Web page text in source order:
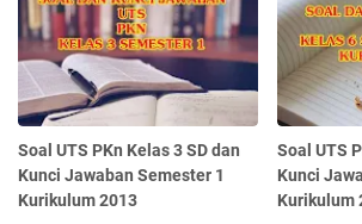
Soal UTS PKn Kelas 3 SD dan
Kunci Jawaban Semester 1
Kurikulum 2013
Soal UTS
Kunci
Kurikulum